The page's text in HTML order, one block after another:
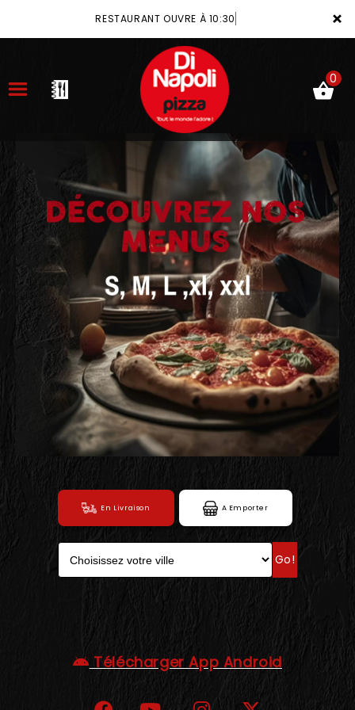
×
RESTAURANT OUVRE À 10:30
ACCUEIL
LA CARTE
VOTRE COMPTE
NOTRE RESTAURANT
VOS AVIS
MENTIONS LÉGALES
C.G.V
0
En Livraison A Emporter
Go!
Télécharger App Android